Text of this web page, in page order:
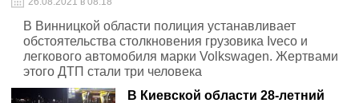
В Винницкой области полиция устанавливает
обстоятельства столкновения грузовика Iveco и
легкового автомобиля марки Volkswagen. Жертвами
этого ДТП стали три человека
В Киевской области 28-летний